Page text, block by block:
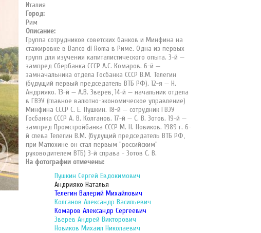
Италия
Город:
Рим
Описание:
Группа сотрудников советских банков и Минфина на
стажировке в Banco di Roma в Риме. Одна из первых
групп для изучения капиталистического опыта. 3-й —
зампред Сбербанка СССР А.С. Комаров. 6-й —
замначальника отдела Госбанка СССР В.М. Телегин
(будущий первый председатель ВТБ РФ). 12-я — Н.
Андрияко. 13-й — А.В. Зверев, 14-й — начальник отдела
в ГВЭУ (главное валютно-экономическое управление)
Минфина СССР С. Е. Пушкин. 18-й — сотрудник ГВЭУ
Госбанка СССР А. В. Колганов. 17-й — С. В. Зотов. 19-й —
зампред Промстройбанка СССР М. Н. Новиков. 1989 г. 6-
й слева Телегин В.М. (будущий председатель ВТБ РФ,
при Матюхине он стал первым "российским"
руководителем ВТБ) 3-й справа - Зотов С. В.
На фотографии отмечены:
Пушкин Сергей Евдокимович
Андрияко Наталья
Телегин Валерий Михайлович
Колганов Александр Васильевич
Комаров Александр Сергеевич
Зверев Андрей Викторович
Новиков Михаил Николаевич